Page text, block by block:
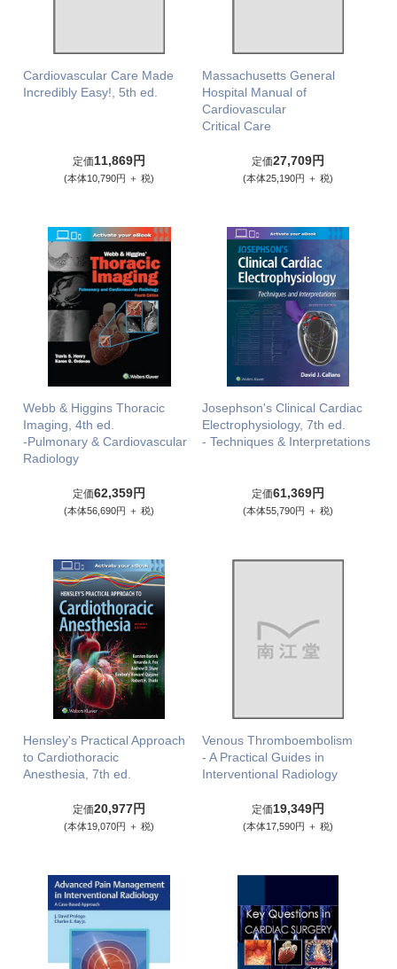
Cardiovascular Care Made
Incredibly Easy!, 5th ed.
定価11,869円
(本体10,790円 ＋ 税)
Massachusetts General
Hospital Manual of
Cardiovascular
Critical Care
定価27,709円
(本体25,190円 ＋ 税)
Webb & Higgins Thoracic
Imaging, 4th ed.
-Pulmonary & Cardiovascular
Radiology
定価62,359円
(本体56,690円 ＋ 税)
Josephson's Clinical Cardiac
Electrophysiology, 7th ed.
- Techniques & Interpretations
定価61,369円
(本体55,790円 ＋ 税)
Hensley's Practical Approach
to Cardiothoracic
Anesthesia, 7th ed.
定価20,977円
(本体19,070円 ＋ 税)
Venous Thromboembolism
- A Practical Guides in
Interventional Radiology
定価19,349円
(本体17,590円 ＋ 税)